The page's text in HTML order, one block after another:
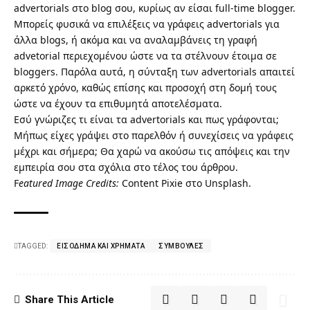
advertorials στο blog σου, κυρίως αν είσαι full-time blogger.
Μπορείς φυσικά να επιλέξεις να γράφεις advertorials για
άλλα blogs, ή ακόμα και να αναλαμβάνεις τη γραφή
advetorial περιεχομένου ώστε να τα στέλνουν έτοιμα σε
bloggers. Παρόλα αυτά, η σύνταξη των advertorials απαιτεί
αρκετό χρόνο, καθώς επίσης και προσοχή στη δομή τους
ώστε να έχουν τα επιθυμητά αποτελέσματα.
Εσύ γνώριζες τι είναι τα advertorials και πως γράφονται;
Μήπως είχες γράψει στο παρελθόν ή συνεχίσεις να γράφεις
μέχρι και σήμερα; Θα χαρώ να ακούσω τις απόψεις και την
εμπειρία σου στα σχόλια στο τέλος του άρθρου.
Featured Image Credits: Content Pixie στο Unsplash.
TAGGED: ΕΙΣΌΔΗΜΑ ΚΑΙ ΧΡΉΜΑΤΑ ΣΥΜΒΟΥΛΈΣ
Share This Article